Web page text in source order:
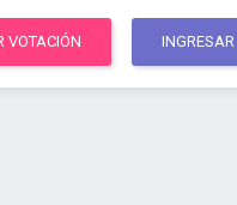
VOTACIÓN INGRESAR